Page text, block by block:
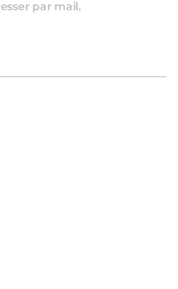
par mail.